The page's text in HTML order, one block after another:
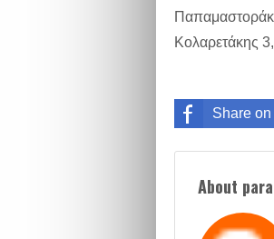
Κολαρετάκης
Share
About